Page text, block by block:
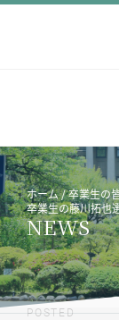
ホーム
卒業生の
卒業生の藤川拓也
NEWS
POSTED